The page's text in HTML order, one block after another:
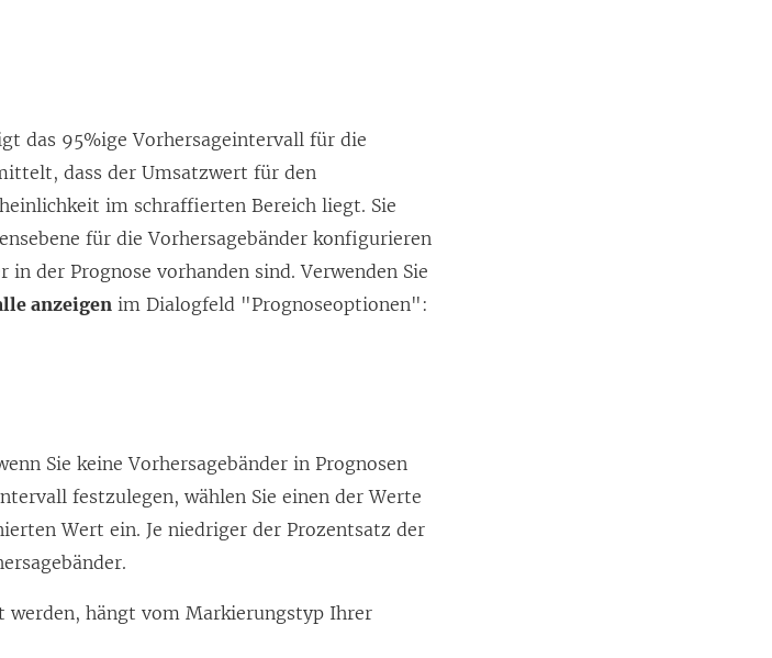
das 95%ige Vorhersageintervall für die
dass der Umsatzwert für den
im schraffierten Bereich liegt. Sie
für die Vorhersagebänder konfigurieren
der Prognose vorhanden sind. Verwenden Sie
anzeigen im Dialogfeld "Prognoseoptionen":
Sie keine Vorhersagebänder in Prognosen
festzulegen, wählen Sie einen der Werte
Wert ein. Je niedriger der Prozentsatz der
werden, hängt vom Markierungstyp Ihrer